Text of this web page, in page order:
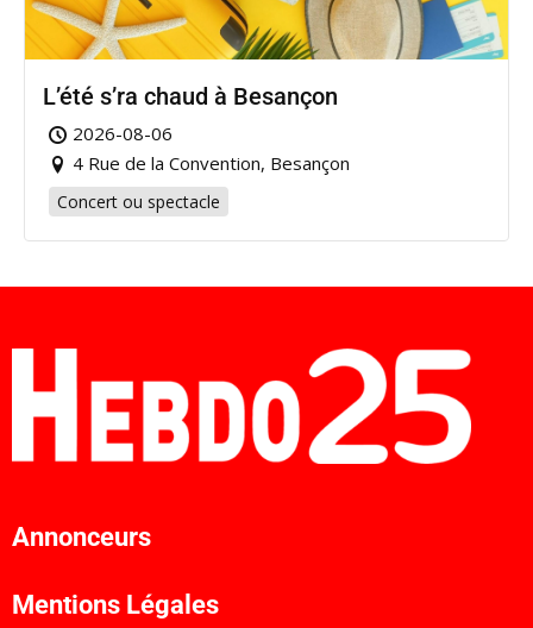
L’été s’ra chaud à Besançon
2026-08-06
4 Rue de la Convention, Besançon
Concert ou spectacle
Annonceurs
Mentions Légales